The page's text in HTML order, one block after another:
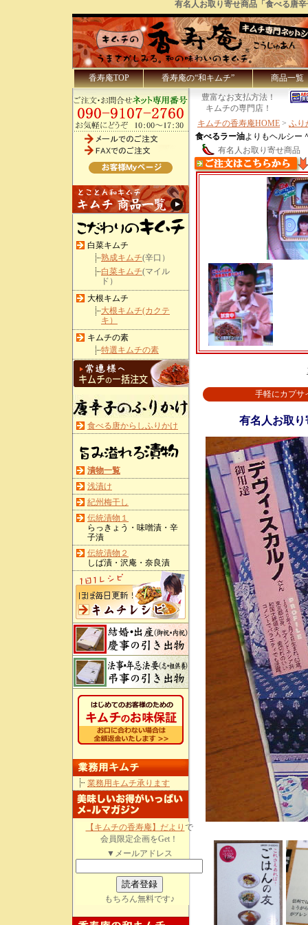
有名人お取り寄せ商品「食べる唐
香寿庵TOP 香寿庵の“和キムチ” 商品一覧
白菜キムチ
熟成キムチ(辛口）
白菜キムチ(マイル
ド）
大根キムチ
大根キムチ(カクテ
キ）
キムチの素
特選キムチの素
食べる唐からしふりかけ
漬物一覧
浅漬け
紀州梅干し
伝統漬物１
らっきょう・味噌漬・辛
子漬
伝統漬物２
しば漬・沢庵・奈良漬
業務用キムチ承ります
【キムチの香寿庵】だより で
会員限定企画をGet！
▼メールアドレス
もちろん無料です♪
豊富なお支払方法！
キムチの専門店！
キムチの香寿庵HOME > ふり
食べるラー油よりもヘルシー
有名人お取り寄せ商品
手軽にカプサ
有名人お取